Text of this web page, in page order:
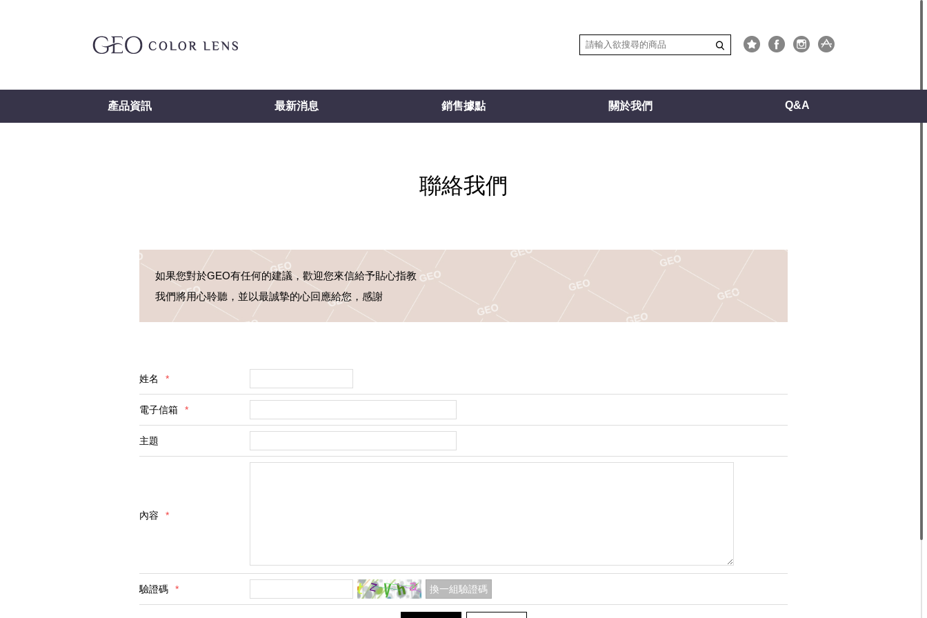
產品資訊 最新消息 銷售據點 關於我們 Q&A
聯絡我們
如果您對於GEO有任何的建議，歡迎您來信給予貼心指教
我們將用心聆聽，並以最誠摯的心回應給您，感謝
姓名 *
電子信箱 *
主題
內容 *
驗證碼 * 換一組驗證碼